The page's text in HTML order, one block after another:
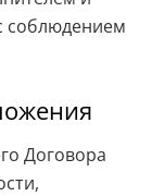
соблюдением
Договора